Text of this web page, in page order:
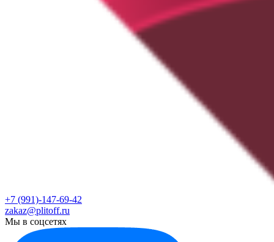
+7 (991)-147-69-42
zakaz@plitoff.ru
Мы в соцсетях